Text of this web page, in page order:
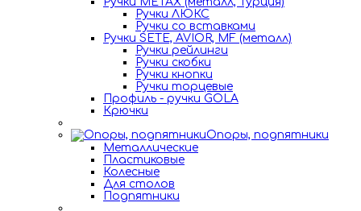
Ручки ЛЮКС
Ручки со вставками
Ручки SETE, AVIOR, MF (металл)
Ручки рейлинги
Ручки скобки
Ручки кнопки
Ручки торцевые
Профиль - ручки GOLA
Крючки
Опоры, подпятники
Металлические
Пластиковые
Колесные
Для столов
Подпятники